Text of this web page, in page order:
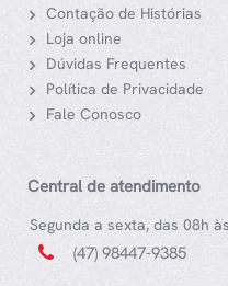
Contação de Histórias
Loja online
Dúvidas Frequentes
Política de Privacidade
Fale Conosco
Central de atendimento
Segunda a sexta, das 08h
(47) 98447-9385